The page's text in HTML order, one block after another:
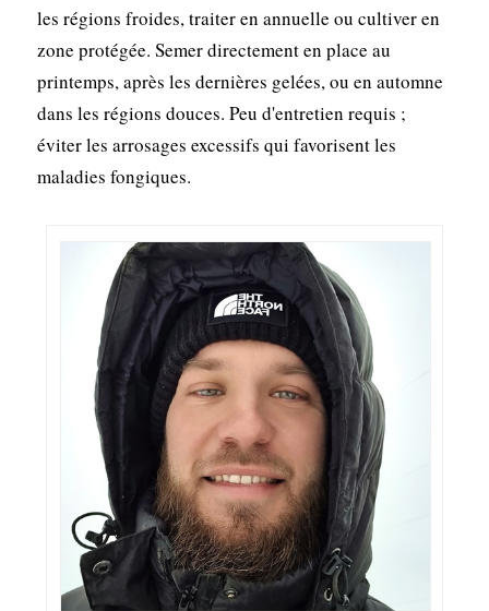
les régions froides, traiter en annuelle ou cultiver en
zone protégée. Semer directement en place au
printemps, après les dernières gelées, ou en automne
dans les régions douces. Peu d'entretien requis ;
éviter les arrosages excessifs qui favorisent les
maladies fongiques.